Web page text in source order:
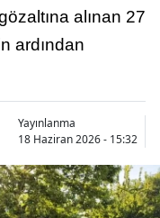
alınan 27
ardından
Yayınlanma
18 Haziran 2026 - 15:32